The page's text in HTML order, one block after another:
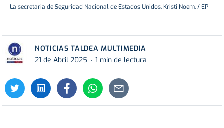
La secretaria de Seguridad Nacional de Estados Unidos, Kristi Noem. / EP
NOTICIAS TALDEA MULTIMEDIA
21 de Abril 2025
1 min de lectura